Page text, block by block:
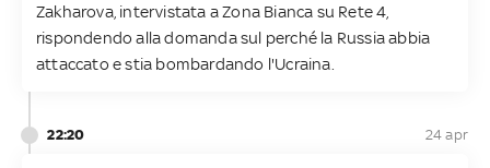
Zakharova, intervistata a Zona Bianca su Rete 4,
rispondendo alla domanda sul perché la Russia abbia
attaccato e stia bombardando l'Ucraina.
22:20 24 apr